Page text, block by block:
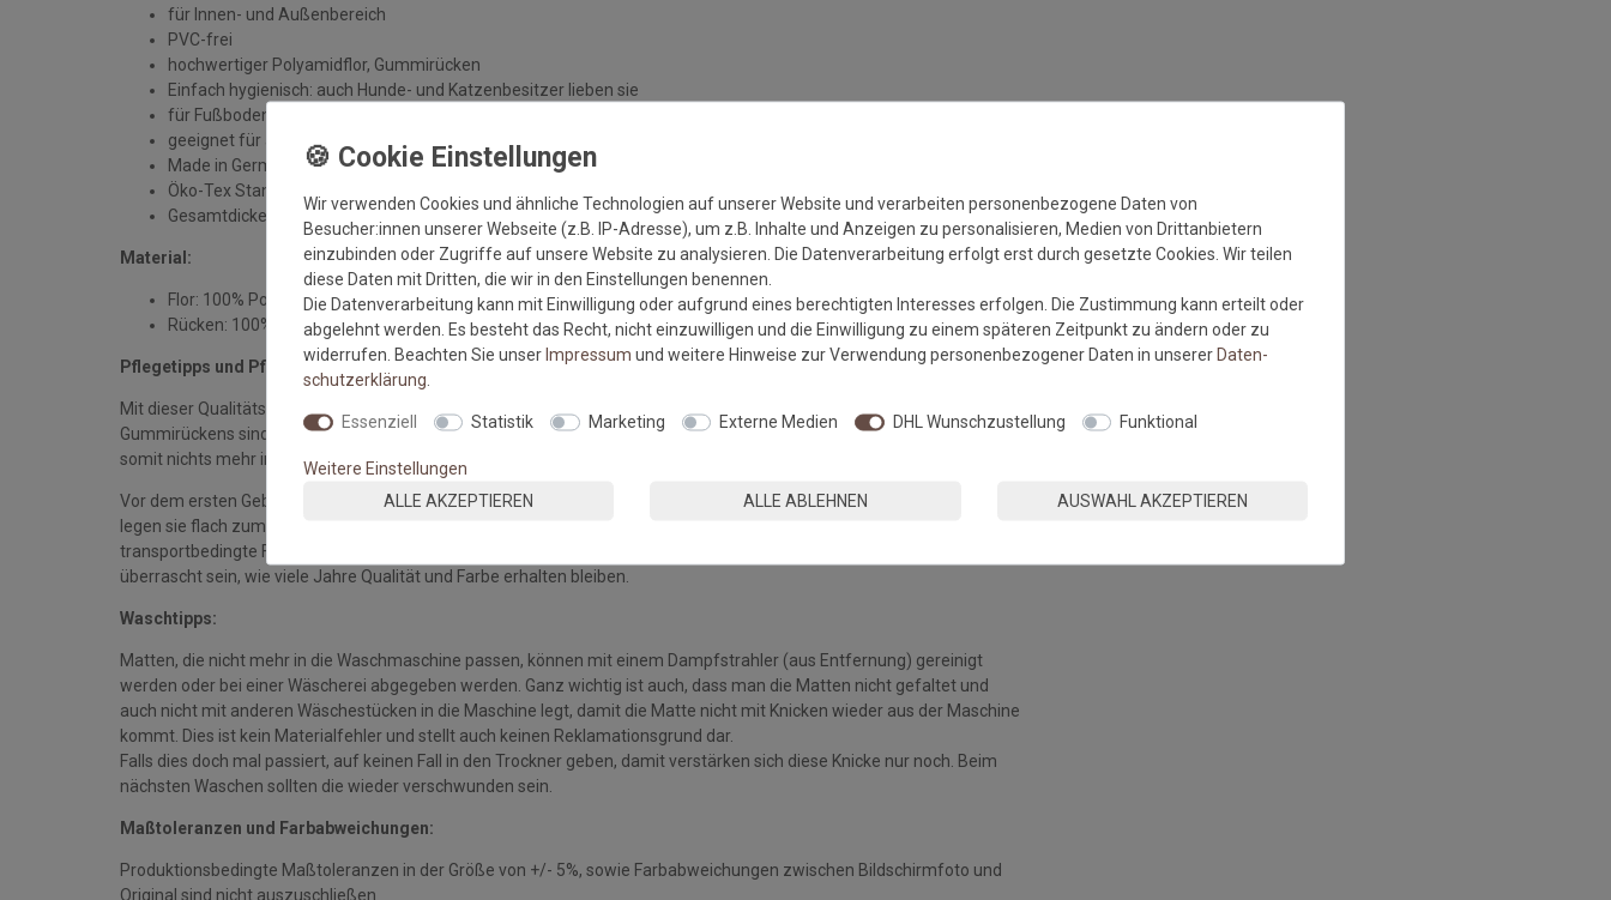
für Innen- und Außenbereich
PVC-frei
hochwertiger Polyamidflor, Gummirücken
Einfach hygienisch: auch Hunde- und Katzenbesitzer lieben sie
für Fußbodenheizung geeignet
geeignet für alle sauberen, trockenen und unbehandelten Böden
Made in Germany
Öko-Tex Standard 100
Gesamtdicke: ca. 7 mm
Material:
Flor: 100% Polyamid
Rücken: 100% Gummi
Pflegetipps und Pflegehinweise:
Mit dieser Qualitätsmatte sichern Sie sich waschbare Fußmatten, die zu 100% PVC-frei sind. Dank eines hochwertigen
Gummirückens sind die Fußmatten absolut ruschfest. Einem sicheren Gebrauch auch auf Fußbodenheizungen steht
somit nichts mehr im Wege.
Vor dem ersten Gebrauch waschen Sie die Fußmatte separat bei angegebener Temperatur mit Feinwaschmittel und
legen sie flach zum Trocknen aus. Dadurch richten sich die Fasern auf, der Mattenflor wird aktiviert und
transportbedingte Falten und Knicke werden wieder glatt. Pflegen Sie so Ihre Fußmatte regelmäßig und Sie werden
überrascht sein, wie viele Jahre Qualität und Farbe erhalten bleiben.
Waschtipps:
Matten, die nicht mehr in die Waschmaschine passen, können mit einem Dampfstrahler (aus Entfernung) gereinigt
werden oder bei einer Wäscherei abgegeben werden. Ganz wichtig ist auch, dass man die Matten nicht gefaltet und
auch nicht mit anderen Wäschestücken in die Maschine legt, damit die Matte nicht mit Knicken wieder aus der Maschine
kommt. Dies ist kein Materialfehler und stellt auch keinen Reklamationsgrund dar.
Falls dies doch mal passiert, auf keinen Fall in den Trockner geben, damit verstärken sich diese Knicke nur noch. Beim
nächsten Waschen sollten die wieder verschwunden sein.
Maßtoleranzen und Farbabweichungen:
Produktionsbedingte Maßtoleranzen in der Größe von +/- 5%, sowie Farbabweichungen zwischen Bildschirmfoto und
Original sind nicht auszuschließen
Wir verwenden Cookies und ähnliche Technologien auf unserer Website und verarbeiten personenbezogene Daten von
Besucher:innen unserer Webseite (z.B. IP-Adresse), um z.B. Inhalte und Anzeigen zu personalisieren, Medien von Drittanbietern
einzubinden oder Zugriffe auf unsere Website zu analysieren. Die Datenverarbeitung erfolgt erst durch gesetzte Cookies. Wir teilen
diese Daten mit Dritten, die wir in den Einstellungen benennen.
Die Datenverarbeitung kann mit Einwilligung oder aufgrund eines berechtigten Interesses erfolgen. Die Zustimmung kann erteilt oder
abgelehnt werden. Es besteht das Recht, nicht einzuwilligen und die Einwilligung zu einem späteren Zeitpunkt zu ändern oder zu
widerrufen. Beachten Sie unserImpressum und weitere Hinweise zur Verwendung personenbezogener Daten in unsererDaten­
schutz­erklärung
Essenziell Statistik Marketing Externe Medien DHL Wunschzustellung Funktional
Weitere Einstellungen
ALLE AKZEPTIEREN
ALLE ABLEHNEN AUSWAHL AKZEPTIEREN